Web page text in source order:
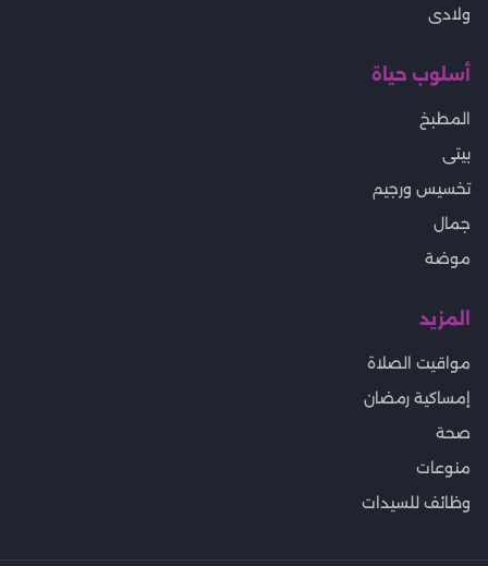
ولادى
أسلوب حياة
المطبخ
بيتى
تخسيس ورجيم
جمال
موضة
المزيد
مواقيت الصلاة
إمساكية رمضان
صحة
منوعات
وظائف للسيدات